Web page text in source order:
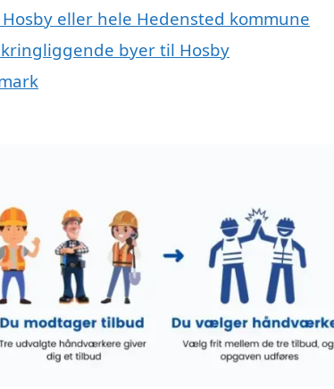
eller hele Hedensted kommune
byer til Hosby